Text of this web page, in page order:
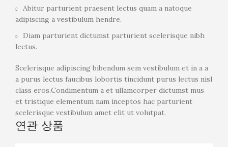
Abitur parturient praesent lectus quam a natoque
adipiscing a vestibulum hendre.
Diam parturient dictumst parturient scelerisque nibh
lectus.
Scelerisque adipiscing bibendum sem vestibulum et in a a
a purus lectus faucibus lobortis tincidunt purus lectus nisl
class eros.Condimentum a et ullamcorper dictumst mus
et tristique elementum nam inceptos hac parturient
scelerisque vestibulum amet elit ut volutpat.
연관 상품